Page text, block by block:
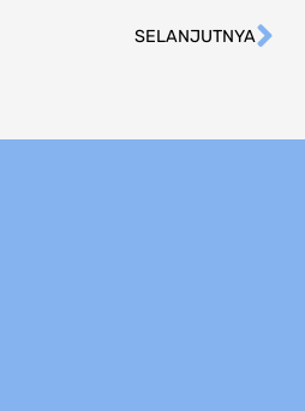
SELANJUTNYA